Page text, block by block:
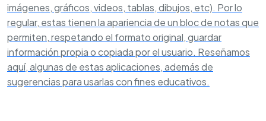
imágenes, gráficos, videos, tablas, dibujos, etc). Por lo
regular, estas tienen la apariencia de un bloc de notas que
permiten, respetando el formato original, guardar
información propia o copiada por el usuario. Reseñamos
aquí, algunas de estas aplicaciones, además de
sugerencias para usarlas con fines educativos.